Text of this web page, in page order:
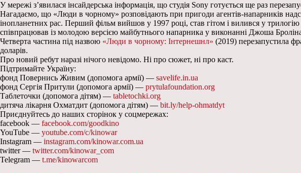
У мережі з’явилася інсайдерська інформація, що студія Sony готується ще раз
Нагадаємо, що «Люди в чорному» розповідають при пригоди агентів-напарників
інопланетних рас. Перший фільм вийшов у 1997 році, став гітом і вилився у
співпрацював із молодою версією майбутнього напарника у виконанні Джоша
Четверта частина під назвою «Люди в чорному: Інтернешнл» (2019) перезапустила
доларів.
Про новий ребут наразі нічого невідомо. Ні про сюжет, ні про каст.
Підтримайте Україну:
фонд Повернись Живим (допомога армії) — savelife.in.ua
фонд Сергія Притули (допомога армії) — prytulafoundation.org
Таблеточки (допомога дітям) — tabletochki.org
дитяча лікарня Охматдит (допомога дітям) — bit.ly/help-ohmatdyt
Приєднуйтесь до наших сторінок у соцмережах:
facebook — facebook.com/goodkino
YouTube — youtube.com/c/kinowar
Instagram — instagram.com/kinowar.com.ua
twitter — twitter.com/kinowar_com
Telegram — t.me/kinowarcom